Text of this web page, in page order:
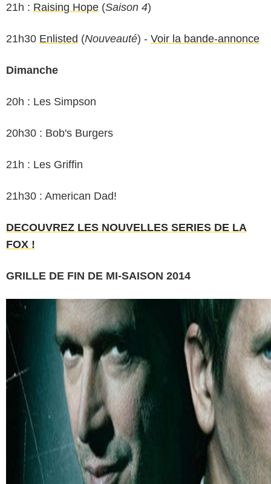
21h : Raising Hope (Saison 4)
21h30 Enlisted (Nouveauté) - Voir la bande-annonce
Dimanche
20h : Les Simpson
20h30 : Bob's Burgers
21h : Les Griffin
21h30 : American Dad!
DECOUVREZ LES NOUVELLES SERIES DE LA
FOX !
GRILLE DE FIN DE MI-SAISON 2014